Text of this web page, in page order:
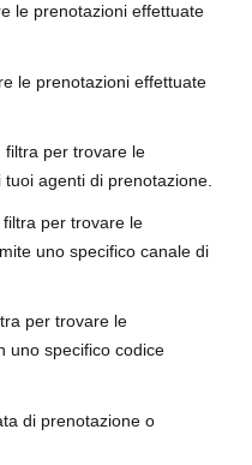
le prenotazioni effettuate
le prenotazioni effettuate
filtra per trovare le
agenti di prenotazione.
filtra per trovare le
uno specifico canale di
per trovare le
uno specifico codice
di prenotazione o